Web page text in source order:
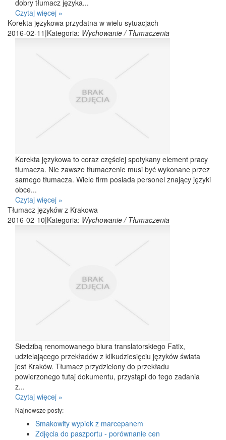
dobry tłumacz języka...
Czytaj więcej »
Korekta językowa przydatna w wielu sytuacjach
2016-02-11 |Kategoria: Wychowanie / Tłumaczenia
Korekta językowa to coraz częściej spotykany element pracy
tłumacza. Nie zawsze tłumaczenie musi być wykonane przez
samego tłumacza. Wiele firm posiada personel znający języki
obce...
Czytaj więcej »
Tłumacz języków z Krakowa
2016-02-10|Kategoria: Wychowanie / Tłumaczenia
Siedzibą renomowanego biura translatorskiego Fatix,
udzielającego przekładów z kilkudziesięciu języków świata
jest Kraków. Tłumacz przydzielony do przekładu
powierzonego tutaj dokumentu, przystąpi do tego zadania
z...
Czytaj więcej »
Najnowsze posty:
Smakowity wypiek z marcepanem
Zdjęcia do paszportu - porównanie cen